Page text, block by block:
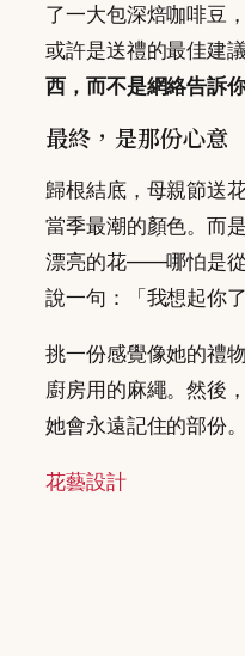
了一大包深焙咖啡豆
或許是送禮的最佳建議
西，而不是網絡告訴
最終，是那份心意
歸根結底，母親節送
當季最潮的顏色。而
漂亮的花——哪怕是
說一句：「我想起你
挑一份感覺像她的禮
廚房用的麻繩。然後
她會永遠記住的部份。
花藝設計